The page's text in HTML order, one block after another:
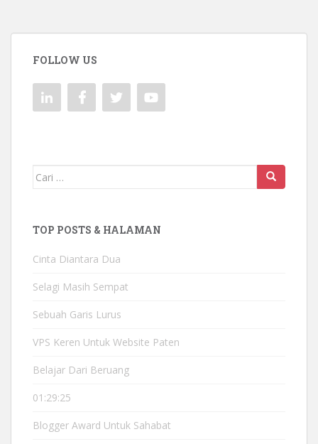
FOLLOW US
Mencari:
TOP POSTS & HALAMAN
Cinta Diantara Dua
Selagi Masih Sempat
Sebuah Garis Lurus
VPS Keren Untuk Website Paten
Belajar Dari Beruang
01:29:25
Blogger Award Untuk Sahabat